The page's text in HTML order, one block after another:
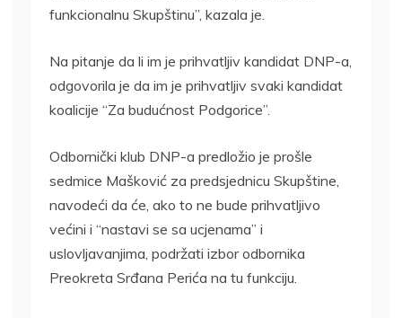
funkcionalnu Skupštinu”, kazala je.
Na pitanje da li im je prihvatljiv kandidat DNP-a,
odgovorila je da im je prihvatljiv svaki kandidat
koalicije “Za budućnost Podgorice”.
Odbornički klub DNP-a predložio je prošle
sedmice Mašković za predsjednicu Skupštine,
navodeći da će, ako to ne bude prihvatljivo
većini i “nastavi se sa ucjenama” i
uslovljavanjima, podržati izbor odbornika
Preokreta Srđana Perića na tu funkciju.